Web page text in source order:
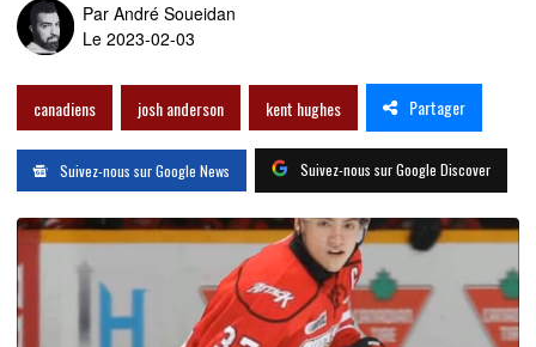
Par André Soueidan
Le 2023-02-03
canadiens josh anderson kent hughes Partager
Suivez-nous sur Google News Suivez-nous sur Google Discover